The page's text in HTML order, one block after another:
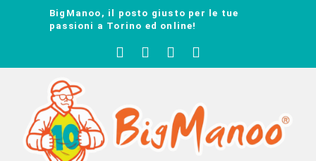
BigManoo, il posto giusto per le tue
passioni a Torino ed online!